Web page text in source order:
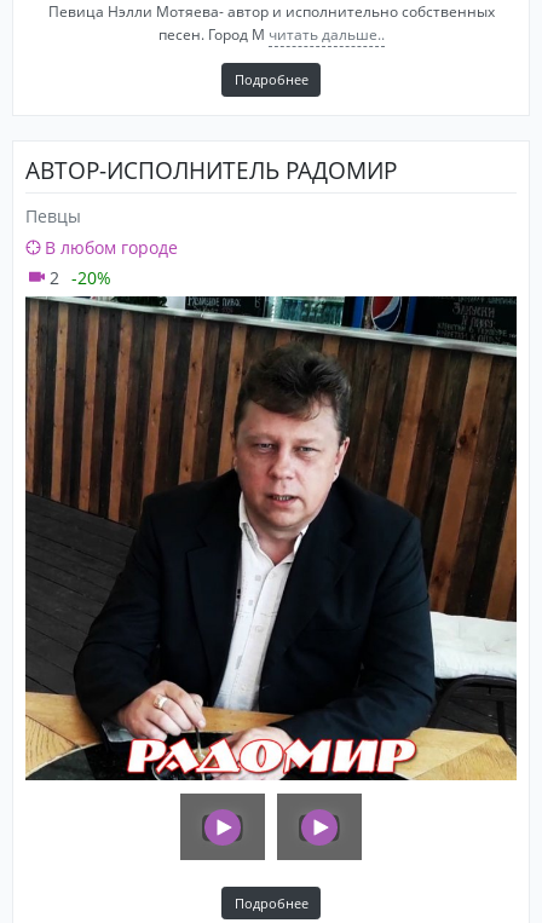
Певица Нэлли Мотяева- автор и исполнительно собственных
песен. Город М читать дальше..
Подробнее
АВТОР-ИСПОЛНИТЕЛЬ РАДОМИР
Певцы
В любом городе
2 -20%
Подробнее